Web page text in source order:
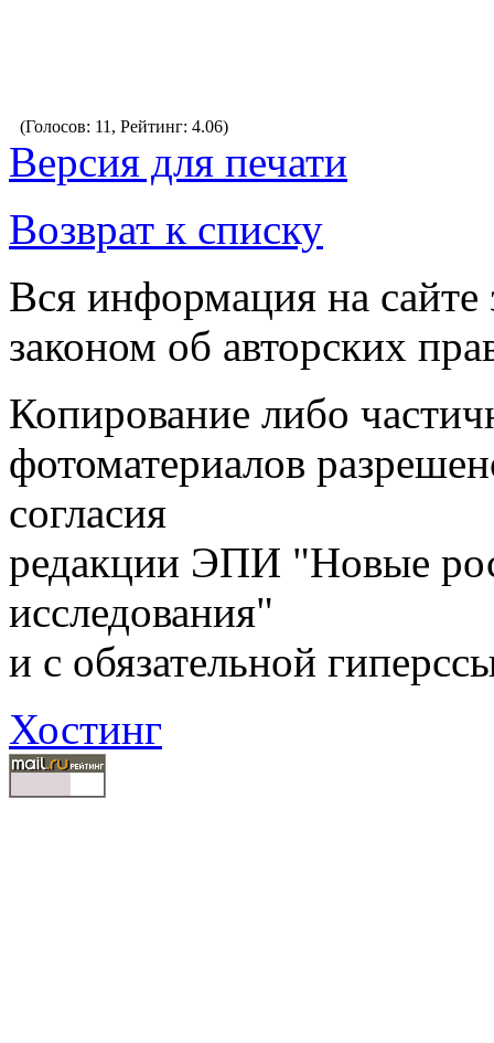
(Голосов: 11, Рейтинг: 4.06)
Версия для печати
Возврат к списку
Вся информация на
законом об авторских
Копирование либо
фотоматериалов
согласия
редакции ЭПИ "Новые
исследования"
и с обязательной
Хостинг